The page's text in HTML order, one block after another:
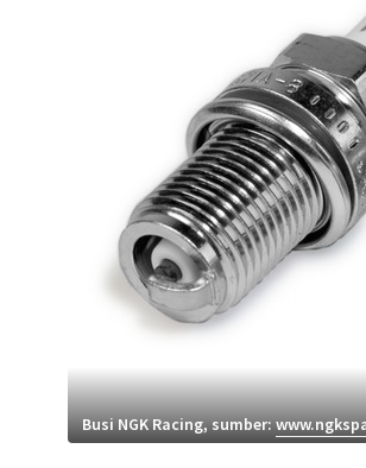
Busi NGK Racing, sumber: